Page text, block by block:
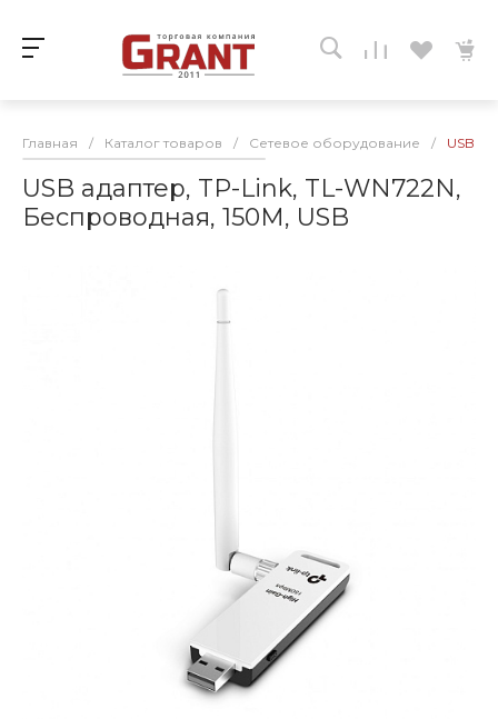
Главная / Каталог товаров / Сетевое оборудование / USB
USB адаптер, TP-Link, TL-WN722N,
Беспроводная, 150M, USB